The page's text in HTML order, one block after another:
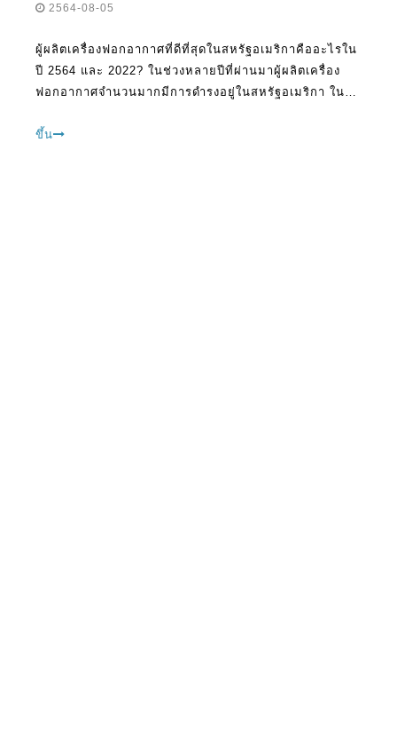
2564-08-05
ผู้ผลิตเครื่องฟอกอากาศที่ดีที่สุดในสหรัฐอเมริกาคืออะไรใน
ปี 2564 และ 2022? ในช่วงหลายปีที่ผ่านมาผู้ผลิตเครื่อง
ฟอกอากาศจำนวนมากมีการดำรงอยู่ในสหรัฐอเมริกา ใน
ๆ ยังไม่ได้สร้างความประทับใจให้กับผู้ชมเป้าหมายของพวก
ขึ้น